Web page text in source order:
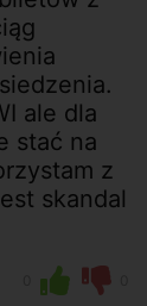
ale dla
stać na
z
skandal